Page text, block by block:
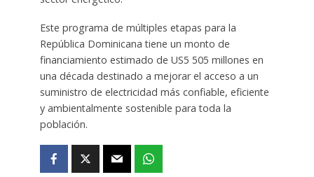
Este programa de múltiples etapas para la
República Dominicana tiene un monto de
financiamiento estimado de US5 505 millones en
una década destinado a mejorar el acceso a un
suministro de electricidad más confiable, eficiente
y ambientalmente sostenible para toda la
población.